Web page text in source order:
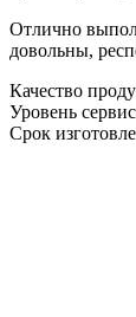
Отлично
довольны,
Качество
Уровень
Срок